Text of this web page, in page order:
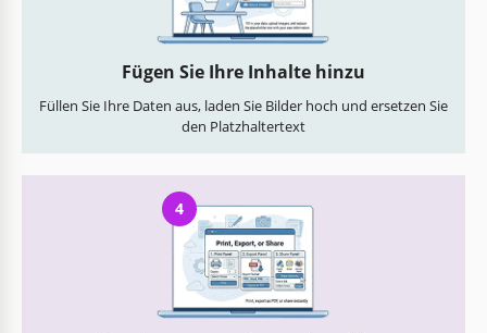
Fügen Sie Ihre Inhalte hinzu
Füllen Sie Ihre Daten aus, laden Sie Bilder hoch und ersetzen Sie
den Platzhaltertext
4